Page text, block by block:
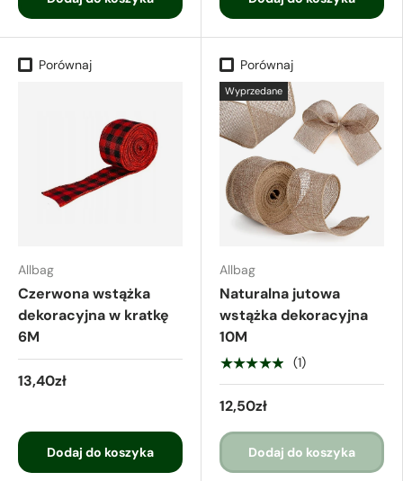
Porównaj
Allbag
Czerwona wstążka
dekoracyjna w kratkę
6M
13,40zł
Dodaj do koszyka
Porównaj
Wyprzedane
Allbag
Naturalna jutowa
wstążka dekoracyjna
10M
★★★★★ (1)
12,50zł
Dodaj do koszyka